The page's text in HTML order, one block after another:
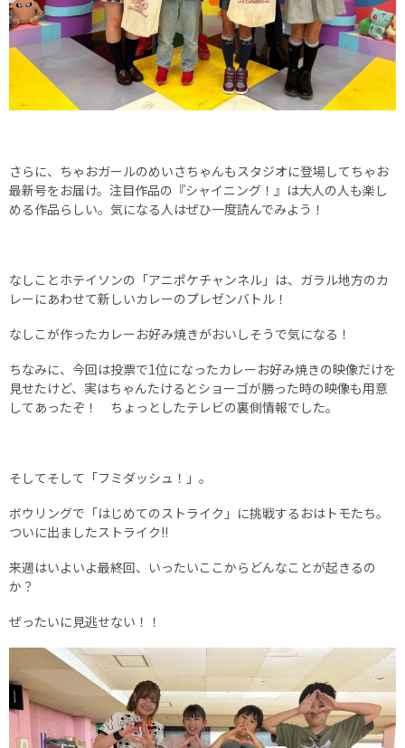
さらに、ちゃおガールのめいさちゃんもスタジオに登場してちゃお
最新号をお届け。注目作品の『シャイニング！』は大人の人も楽し
める作品らしい。気になる人はぜひ一度読んでみよう！
なしことホテイソンの「アニポケチャンネル」は、ガラル地方のカ
レーにあわせて新しいカレーのプレゼンバトル！
なしこが作ったカレーお好み焼きがおいしそうで気になる！
ちなみに、今回は投票で1位になったカレーお好み焼きの映像だけを
見せたけど、実はちゃんたけるとショーゴが勝った時の映像も用意
してあったぞ！ ちょっとしたテレビの裏側情報でした。
そしてそして「フミダッシュ！」。
ボウリングで「はじめてのストライク」に挑戦するおはトモたち。
ついに出ましたストライク!!
来週はいよいよ最終回、いったいここからどんなことが起きるの
か？
ぜったいに見逃せない！！